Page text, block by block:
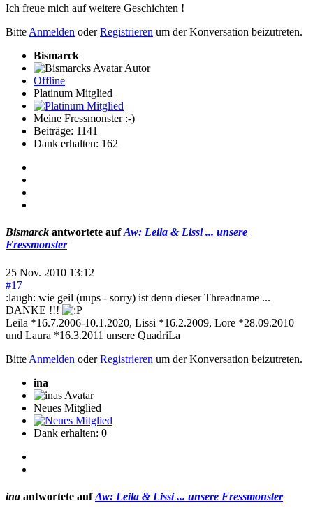
Ich freue mich auf weitere Geschichten !
Bitte Anmelden oderRegistrieren um der Konversation beizutreten.
Bismarck
Autor
Offline
Platinum Mitglied
Meine Fressmonster :-)
Beiträge: 1141
Dank erhalten: 162
Bismarck antwortete aufAw: Leila & Lissi ... unsere
Fressmonster
25 Nov. 2010 13:12
#17
:laugh: wie geil (uups - sorry) ist denn dieser Threadname ...
DANKE !!!
Leila *16.7.2006-10.1.2020, Lissi *16.2.2009, Lore *28.09.2010
und Laura *16.3.2011 unsere QuadriLa
Bitte Anmelden oderRegistrieren um der Konversation beizutreten.
ina
Neues Mitglied
Dank erhalten: 0
ina antwortete aufAw: Leila & Lissi ... unsere Fressmonster